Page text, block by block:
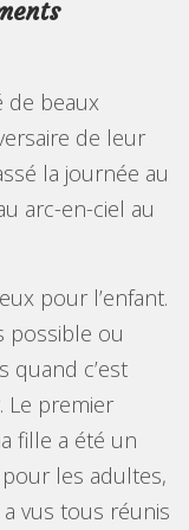
de beaux
de leur
la journée au
arc-en-ciel au
pour l’enfant.
possible ou
quand c’est
Le premier
fille a été un
les adultes,
vus tous réunis